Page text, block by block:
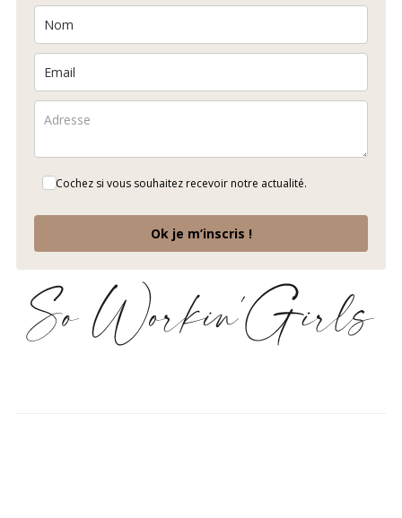
Cochez si vous souhaitez recevoir notre actualité.
Ok je m’inscris !